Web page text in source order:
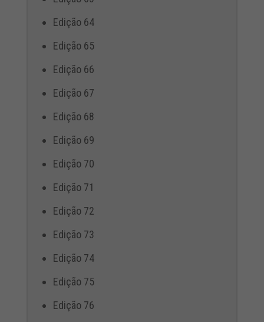
Edição 64
Edição 65
Edição 66
Edição 67
Edição 68
Edição 69
Edição 70
Edição 71
Edição 72
Edição 73
Edição 74
Edição 75
Edição 76